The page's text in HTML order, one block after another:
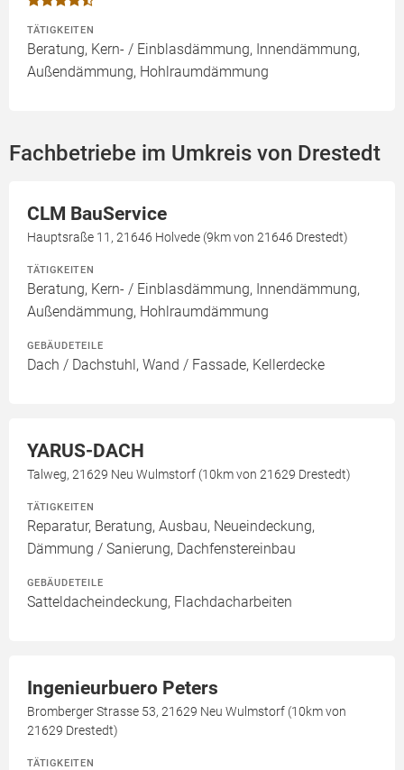
TÄTIGKEITEN
Beratung, Kern- / Einblasdämmung, Innendämmung,
Außendämmung, Hohlraumdämmung
Fachbetriebe im Umkreis von Drestedt
CLM BauService
Hauptsraße 11, 21646 Holvede (9km von 21646 Drestedt)
TÄTIGKEITEN
Beratung, Kern- / Einblasdämmung, Innendämmung,
Außendämmung, Hohlraumdämmung
GEBÄUDETEILE
Dach / Dachstuhl, Wand / Fassade, Kellerdecke
YARUS-DACH
Talweg, 21629 Neu Wulmstorf (10km von 21629 Drestedt)
TÄTIGKEITEN
Reparatur, Beratung, Ausbau, Neueindeckung,
Dämmung / Sanierung, Dachfenstereinbau
GEBÄUDETEILE
Satteldacheindeckung, Flachdacharbeiten
Ingenieurbuero Peters
Bromberger Strasse 53, 21629 Neu Wulmstorf (10km von
21629 Drestedt)
TÄTIGKEITEN